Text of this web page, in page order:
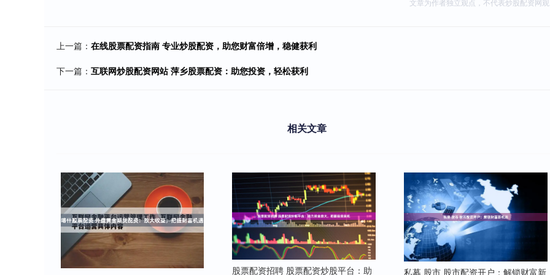
文章为作者独立观点，不代表炒股配资网
上一篇： 在线股票配资指南 专业炒股配资，助您财富倍增，稳健获利
下一篇： 互联网炒股配资网站 萍乡股票配资：助您投资，轻松获利
相关文章
股票配资招聘 股票配资炒股平台：助 私募 股市 股市配资开户：解锁财富新